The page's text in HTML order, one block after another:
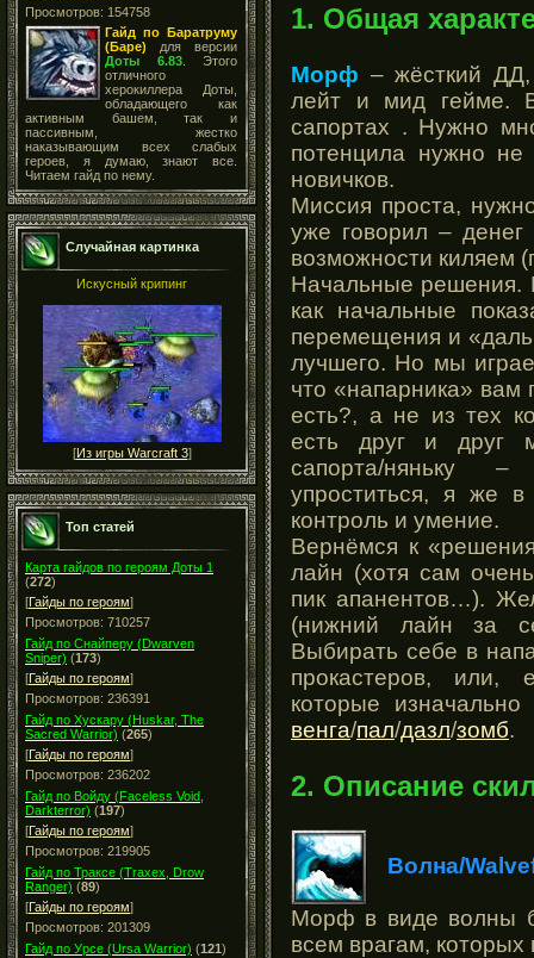
Просмотров: 154758
Гайд по Баратруму
(Баре) для версии
Доты 6.83. Этого
отличного
херокиллера Доты,
обладающего как
активным башем, так и
пассивным, жестко
наказывающим всех слабых
героев, я думаю, знают все.
Читаем гайд по нему.
Случайная картинка
Искусный крипинг
[Из игры Warcraft 3]
Топ статей
Карта гайдов по героям Доты 1
(272)
[Гайды по героям]
Просмотров: 710257
Гайд по Снайперу (Dwarven
Sniper) (173)
[Гайды по героям]
Просмотров: 236391
Гайд по Хускару (Huskar, The
Sacred Warrior) (265)
[Гайды по героям]
Просмотров: 236202
Гайд по Войду (Faceless Void,
Darkterror) (197)
[Гайды по героям]
Просмотров: 219905
Гайд по Траксе (Traxex, Drow
Ranger) (89)
[Гайды по героям]
Просмотров: 201309
Гайд по Урсе (Ursa Warrior) (121)
1. Общая
Морф – жёсткий
лейт и мид гейме.
сапортах . Нужно
потенцила нужно
новичков.
Миссия проста,
уже говорил – денег
возможности киляем
Начальные решения.
как начальные
перемещения и
лучшего. Но мы
что «напарника» вам
есть?, а не из тех
есть друг и друг
сапорта/няньку
упроститься, я же
контроль и умение.
Вернёмся к
лайн (хотя сам
пик апанентов…).
(нижний лайн за
Выбирать себе в
прокастеров, или,
которые
венга/пал/дазл/зомб.
2. Описание
Волна/
Морф в виде волны
всем врагам, которых